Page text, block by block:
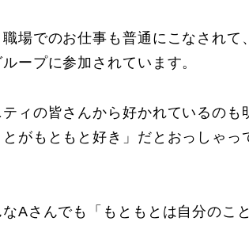
場でのお仕事も普通にこなされて
ープに参加されています。
ィの皆さんから好かれているのも
がもともと好き」だとおっしゃっ
Aさんでも「もともとは自分のこ